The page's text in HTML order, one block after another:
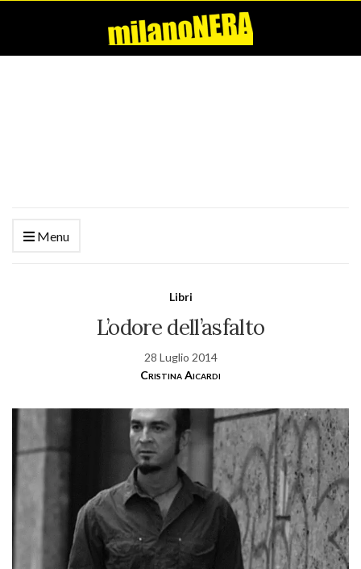
Menu
Libri
L’odore dell’asfalto
28 Luglio 2014
Cristina Aicardi